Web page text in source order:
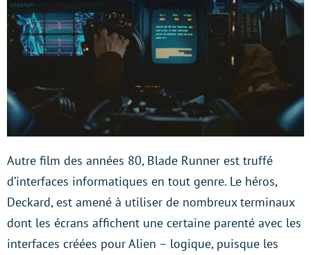
Autre film des années 80, Blade Runner est truffé
d’interfaces informatiques en tout genre. Le héros,
Deckard, est amené à utiliser de nombreux terminaux
dont les écrans affichent une certaine parenté avec les
interfaces créées pour Alien – logique, puisque les